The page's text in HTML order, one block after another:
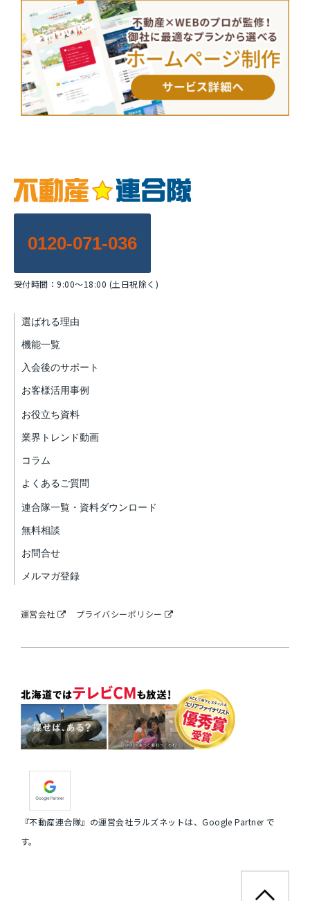
0120-071-036
受付時間：9:00～18:00 (土日祝除く)
選ばれる理由
機能一覧
入会後のサポート
お客様活用事例
お役立ち資料
業界トレンド動画
コラム
よくあるご質問
連合隊一覧・資料ダウンロード
無料相談
お問合せ
メルマガ登録
運営会社 プライバシーポリシー
『不動産連合隊』の運営会社ラルズネットは、Google Partner で
す。